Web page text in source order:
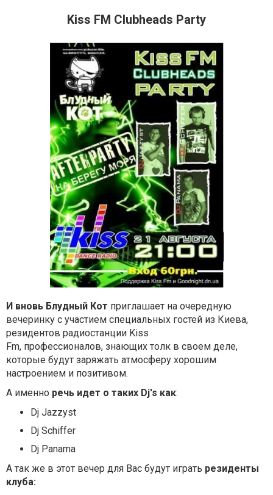
Kiss FM Clubheads Party
И вновь Блудный Кот приглашает на очередную
вечеринку с участием специальных гостей из Киева,
резидентов радиостанции Kiss
Fm, профессионалов, знающих толк в своем деле,
которые будут заряжать атмосферу хорошим
настроением и позитивом.
А именно речь идет о таких Dj's как:
Dj Jazzyst
Dj Schiffer
Dj Panama
А так же в этот вечер для Вас будут играть резиденты
клуба: